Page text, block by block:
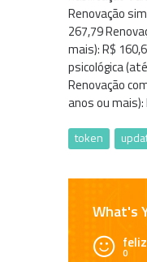
Renovação
267,79
mais): R$
psicológica
Renovação
anos ou mais):
token
What's
feliz
0